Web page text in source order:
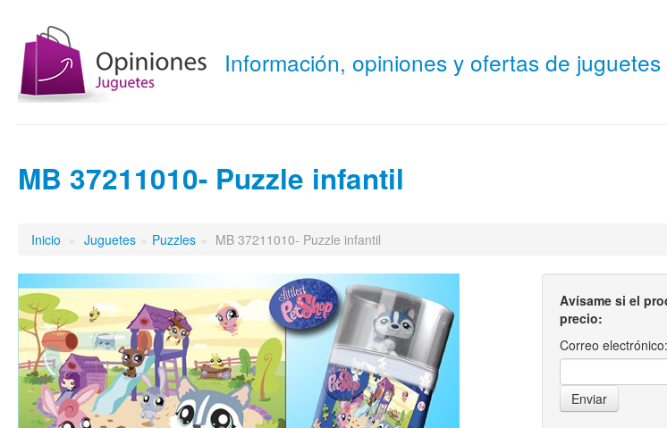
Información, opiniones y ofertas de
MB 37211010- Puzzle infantil
Inicio » Juguetes » Puzzles » MB 37211010- Puzzle infantil
Avísame si el
precio:
Correo electrónico: